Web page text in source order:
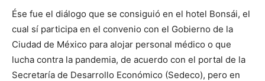
Ése fue el diálogo que se consiguió en el hotel Bonsái, el
cual sí participa en el convenio con el Gobierno de la
Ciudad de México para alojar personal médico o que
lucha contra la pandemia, de acuerdo con el portal de la
Secretaría de Desarrollo Económico (Sedeco), pero en